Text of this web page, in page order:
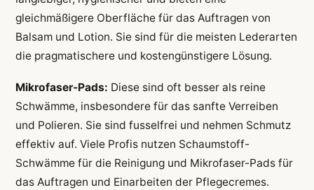
gleichmäßigere Oberfläche für das Auftragen von
Balsam und Lotion. Sie sind für die meisten Lederarten
die pragmatischere und kostengünstigere Lösung.
Mikrofaser-Pads: Diese sind oft besser als reine
Schwämme, insbesondere für das sanfte Verreiben
und Polieren. Sie sind fusselfrei und nehmen Schmutz
effektiv auf. Viele Profis nutzen Schaumstoff-
Schwämme für die Reinigung und Mikrofaser-Pads für
das Auftragen und Einarbeiten der Pflegecremes.